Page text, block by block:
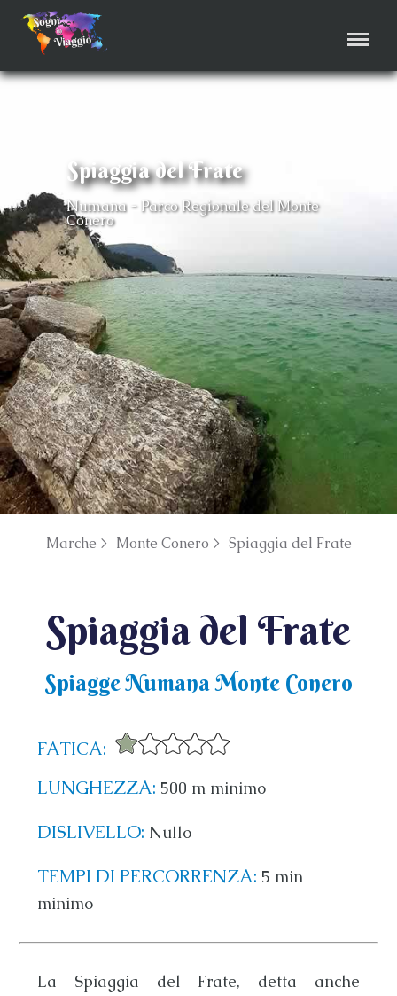
Spiaggia del Frate
Numana - Parco Regionale del Monte
Conero
Marche > Monte Conero > Spiaggia del Frate
Spiaggia del Frate
Spiagge Numana Monte Conero
FATICA:
LUNGHEZZA: 500 m minimo
DISLIVELLO: Nullo
TEMPI DI PERCORRENZA: 5 min
minimo
La Spiaggia del Frate, detta anche